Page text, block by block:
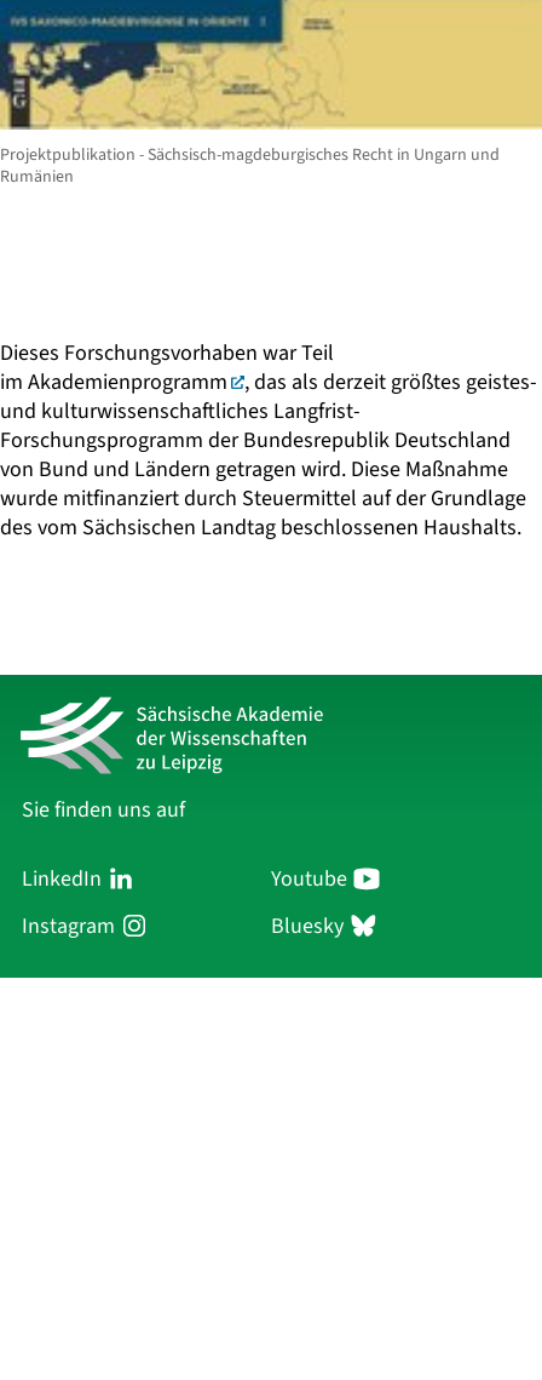
Projektpublikation - Sächsisch-magdeburgisches Recht in Ungarn und
Rumänien
Dieses Forschungsvorhaben war Teil
im Akademienprogramm
, das als derzeit größtes geistes-
und kulturwissenschaftliches Langfrist-
Forschungsprogramm der Bundesrepublik Deutschland
von Bund und Ländern getragen wird. Diese Maßnahme
wurde mitfinanziert durch Steuermittel auf der Grundlage
des vom Sächsischen Landtag beschlossenen Haushalts.
Sie finden uns auf
LinkedIn
Youtube
Instagram
Bluesky